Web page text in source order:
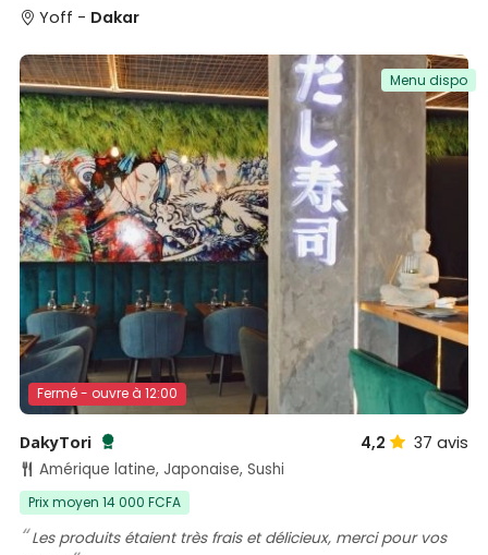
Yoff - Dakar
Fermé - ouvre à 12:00
Menu dispo
DakyTori
Testé et approuvé par SénéGuide
4,2 37 avis
Amérique latine, Japonaise, Sushi
Prix moyen 14 000 FCFA
Les produits étaient très frais et délicieux, merci pour vos